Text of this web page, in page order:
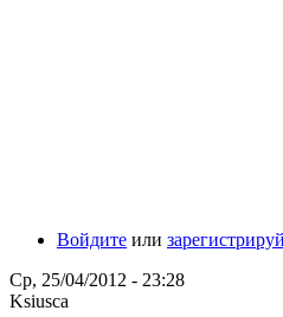
Войдите или
Ср, 25/04/2012 - 23:28
Ksiusca